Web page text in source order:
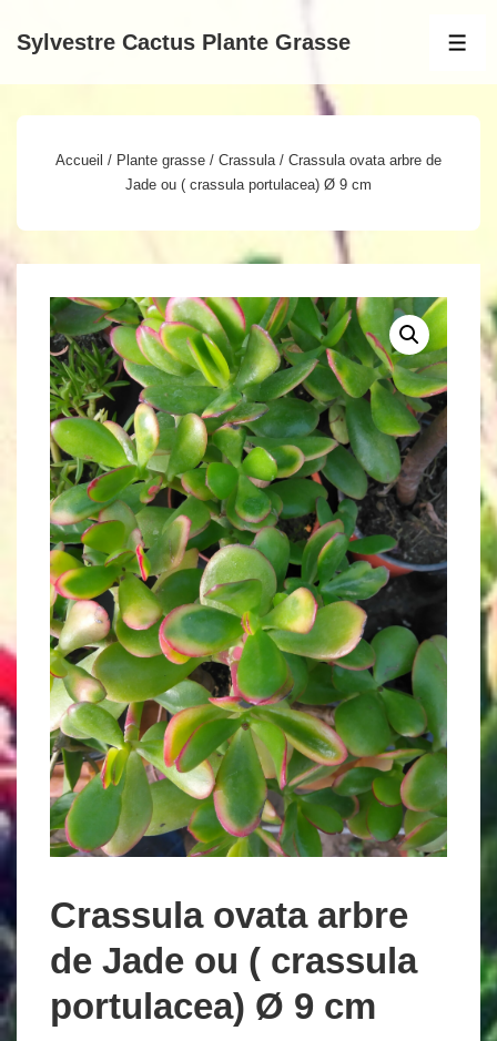
passer
Sylvestre Cactus Plante Grasse
Accueil / Plante grasse / Crassula/ Crassula ovata arbre de
Jade ou ( crassula portulacea) Ø 9 cm
Crassula ovata arbre
de Jade ou ( crassula
portulacea) Ø 9 cm